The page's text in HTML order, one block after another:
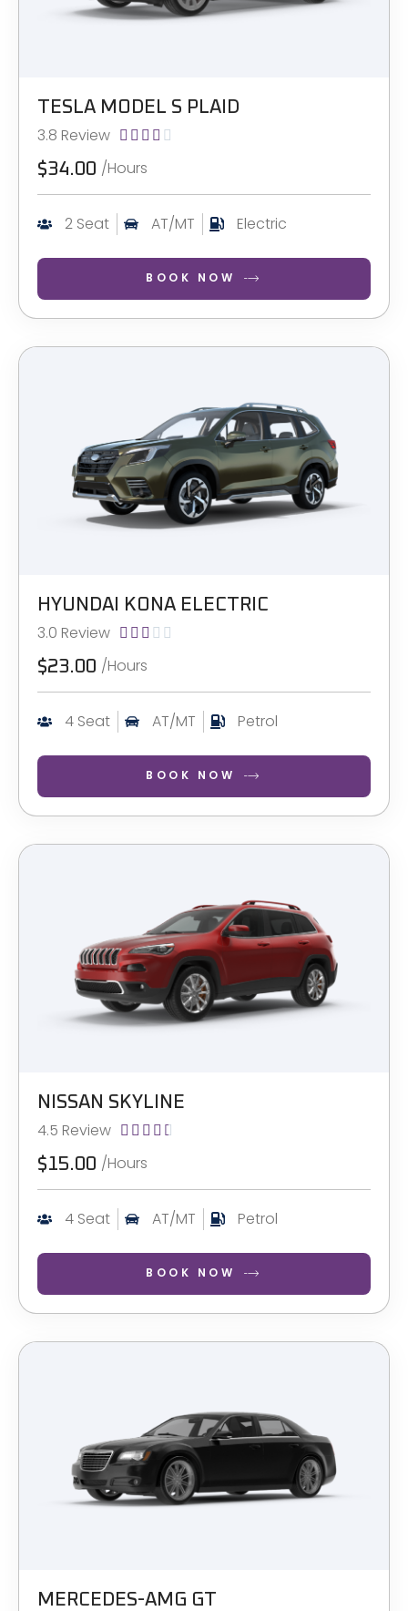
TESLA MODEL S PLAID
3.8 Review     
$34.00 /Hours
2 Seat AT/MT Electric
BOOK NOW
HYUNDAI KONA ELECTRIC
3.0 Review     
$23.00 /Hours
4 Seat AT/MT Petrol
BOOK NOW
NISSAN SKYLINE
4.5 Review     
$15.00 /Hours
4 Seat AT/MT Petrol
BOOK NOW
MERCEDES-AMG GT